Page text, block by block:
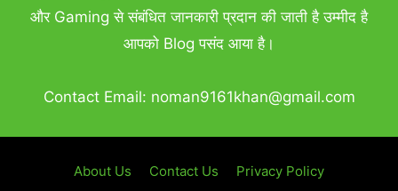
और Gaming से संबंधित जानकारी प्रदान की जाती है उम्मीद है
आपको Blog पसंद आया है।
Contact Email: noman9161khan@gmail.com
About Us Contact Us Privacy Policy